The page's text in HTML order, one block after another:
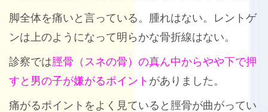
脚全体を痛いと言っている。腫れはない。レントゲ
ンは上のようになって明らかな骨折線はない。
診察では脛骨（スネの骨）の真ん中からやや下で押
すと男の子が嫌がるポイント がありました。
痛がるポイントをよく見ていると脛骨が曲がってい